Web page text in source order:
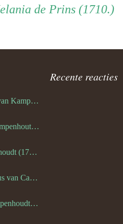
de Prins (1710.)
... Johannes (Jan) van Kampenhout (1311.)
Robin Lindsay Kampenhout (1346.) (06-03-2023)
Axel van Campenhoudt (1738.)
Franciscus Josephus van Campenhoudt (1719.) (10-08-1875)
Elisabeth van Campenhoudt (1716.) (28-05-1870)
Recente reacties